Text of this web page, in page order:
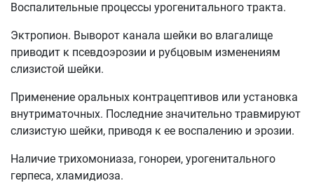
Воспалительные процессы урогенитального тракта.
Эктропион. Выворот канала шейки во влагалище
приводит к псевдоэрозии и рубцовым изменениям
слизистой шейки.
Применение оральных контрацептивов или установка
внутриматочных. Последние значительно травмируют
слизистую шейки, приводя к ее воспалению и эрозии.
Наличие трихомониаза, гонореи, урогенитального
герпеса, хламидиоза.